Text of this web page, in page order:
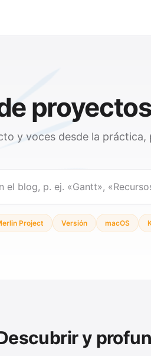
y voces desde la
Project Versión macOS
y